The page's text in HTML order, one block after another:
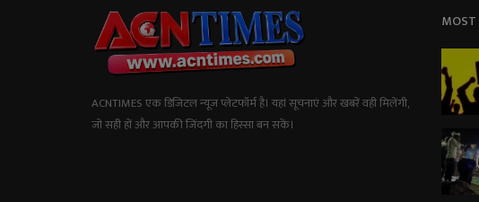
ACNTIMES एक डिजिटल न्यूज प्लेटफॉर्म है। यहां सूचनाएं और खबरें वही मिलेंगी,
जो सही हों और आपकी जिंदगी का हिस्सा बन सकें।
MOST